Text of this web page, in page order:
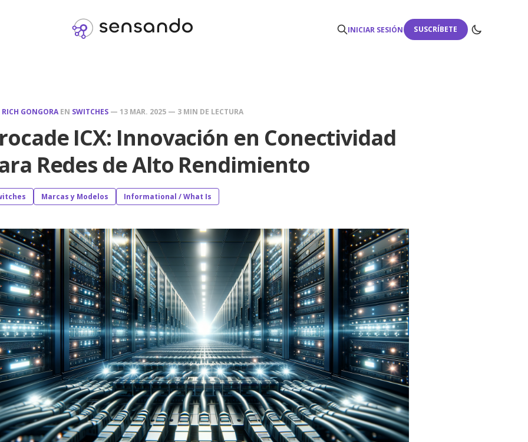
INICIAR SESIÓN SUSCRÍBETE
RICH GONGORA EN SWITCHES — 13 MAR. 2025 — 3 MIN DE LECTURA
ICX: Innovación en Conectividad
Redes de Alto Rendimiento
Marcas y Modelos Informational / What Is